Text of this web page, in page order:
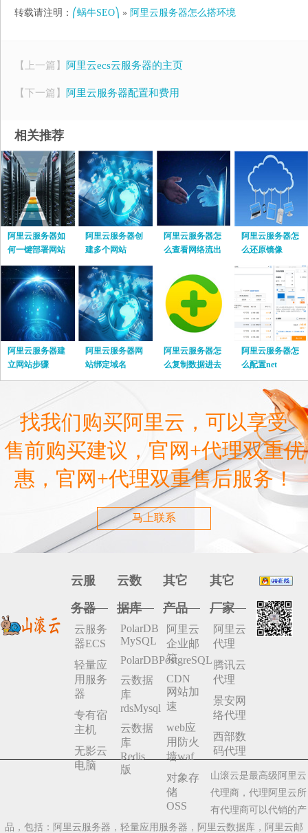
转载请注明： ⎛蜗牛SEO⎞ » 阿里云服务器怎么搭环境
【上一篇】 阿里云ecs云服务器的主页
【下一篇】 阿里云服务器配置和费用
相关推荐
阿里云服务器如
何一键部署网站
阿里云服务器创
建多个网站
阿里云服务器怎
么查看网络流出
阿里云服务器怎
么还原镜像
阿里云服务器建
立网站步骤
阿里云服务器网
站绑定域名
阿里云服务器怎
么复制数据进去
阿里云服务器怎
么配置net
找我们购买阿里云，可以享受
售前购买建议，官网+代理双重优
惠，官网+代理双重售后服务！
马上联系
云服
务器
云服务
器ECS
轻量应
用服务
器
专有宿
主机
无影云
电脑
云数
据库
PolarDB
MySQL
PolarDBPostgreSQL
云数据
库
rdsMysql
云数据
库
Redis
版
其它
产品
阿里云
企业邮
箱
CDN
网站加
速
web应
用防火
墙waf
对象存
储
OSS
其它
厂家
阿里云
代理
腾讯云
代理
景安网
络代理
西部数
码代理
山滚云是最高级阿里云
代理商，代理阿里云所
有代理商可以代销的产
品，包括：阿里云服务器，轻量应用服务器，阿里云数据库，阿里云邮